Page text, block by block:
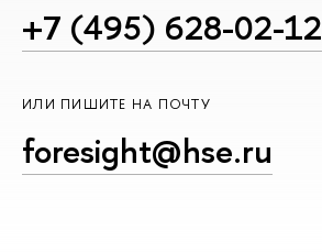
+7 (495) 628-02-12
ИЛИ ПИШИТЕ НА ПОЧТУ
foresight@hse.ru